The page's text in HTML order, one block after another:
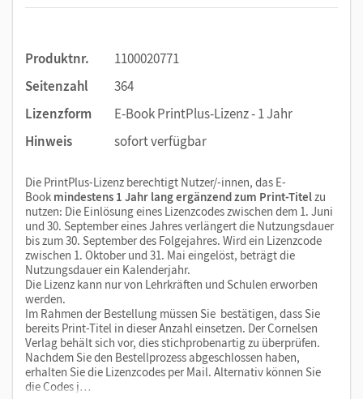
Produktnr.
1100020771
Seitenzahl
364
Lizenzform
E-Book PrintPlus-Lizenz - 1 Jahr
Hinweis
sofort verfügbar
Die PrintPlus-Lizenz berechtigt Nutzer/-innen, das E-
Book mindestens 1 Jahr lang ergänzend zum Print-Titelzu
nutzen: Die Einlösung eines Lizenzcodes zwischen dem 1. Juni
und 30. September eines Jahres verlängert die Nutzungsdauer
bis zum 30. September des Folgejahres. Wird ein Lizenzcode
zwischen 1. Oktober und 31. Mai eingelöst, beträgt die
Nutzungsdauer ein Kalenderjahr.
Die Lizenz kann nur von Lehrkräften und Schulen erworben
werden.
Im Rahmen der Bestellung müssen Sie bestätigen, dass Sie
bereits Print-Titel in dieser Anzahl einsetzen. Der Cornelsen
Verlag behält sich vor, dies stichprobenartig zu überprüfen.
Nachdem Sie den Bestellprozess abgeschlossen haben,
erhalten Sie die Lizenzcodes per Mail. Alternativ können Sie
die Codes j…